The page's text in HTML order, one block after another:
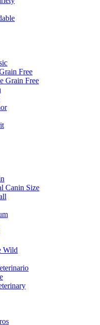
Free
Grain Free
Canin Size
Wild